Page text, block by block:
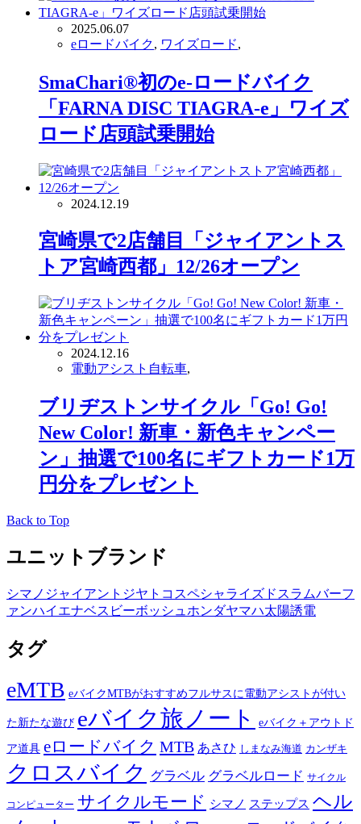
2025.06.07
eロードバイク, ワイズロード,
SmaChari®︎初のe-ロードバイク
「FARNA DISC TIAGRA-e」ワイズ
ロード店頭試乗開始
2024.12.19
宮崎県で2店舗目「ジャイアントス
トア宮崎西都」12/26オープン
2024.12.16
電動アシスト自転車,
ブリヂストンサイクル「Go! Go!
New Color! 新車・新色キャンペー
ン」抽選で100名にギフトカード1万
円分をプレゼント
Back to Top
ユニットブランド
シマノ ジャイアント ジヤトコ スペシャライズド スラムバーフ
ァンハイエナベスビーボッシュ ホンダヤマハ太陽誘電
タグ
eMTB eバイクMTBがおすすめフルサスに電動アシストが付い
た新たな遊び eバイク旅ノート
eバイク＋アウトド
ア道具 eロードバイク MTB あさひ しまなみ海道 カンザキ
クロスバイク グラベル グラベルロード サイクル
コンピューター サイクルモード シマノ ステップス ヘル